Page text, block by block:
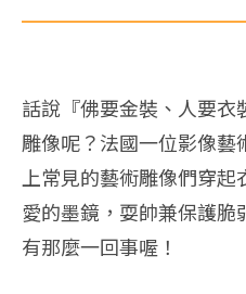
話說『佛要金裝、人要
雕像呢？法國一位影像
上常見的藝術雕像們穿
愛的墨鏡，耍帥兼保護
有那麼一回事喔！